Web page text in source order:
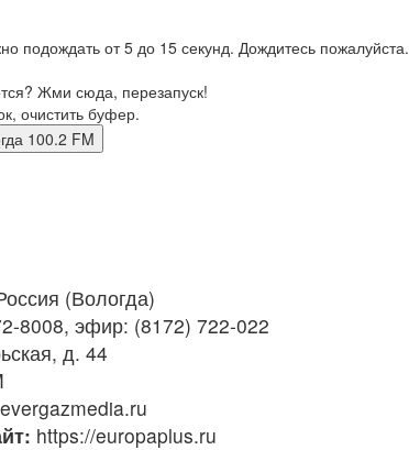
подождать от 5 до 15 секунд. Дождитесь пожалуйста.
Жми сюда, перезапуск!
очистить буфер.
100.2 FM
(Вологда)
8008, эфир: (8172) 722-022
д. 44
https://europaplus.ru